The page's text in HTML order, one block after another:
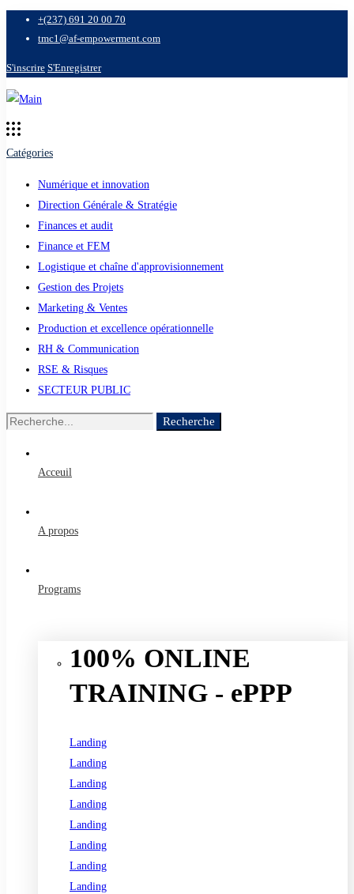
+(237) 691 20 00 70
tmc1@af-empowerment.com
S'inscrire S'Enregistrer
Catégories
Numérique et innovation
Direction Générale & Stratégie
Finances et audit
Finance et FEM
Logistique et chaîne d'approvisionnement
Gestion des Projets
Marketing & Ventes
Production et excellence opérationnelle
RH & Communication
RSE & Risques
SECTEUR PUBLIC
Recherche
Recherche
Acceuil
A propos
Programs
100% ONLINE
TRAINING - ePPP
Landing
Landing
Landing
Landing
Landing
Landing
Landing
Landing